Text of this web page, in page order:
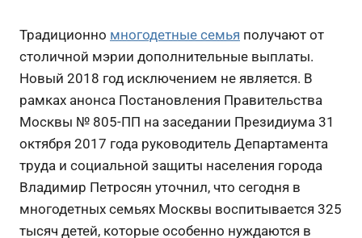
Традиционно многодетные семья получают от
столичной мэрии дополнительные выплаты.
Новый 2018 год исключением не является. В
рамках анонса Постановления Правительства
Москвы № 805-ПП на заседании Президиума 31
октября 2017 года руководитель Департамента
труда и социальной защиты населения города
Владимир Петросян уточнил, что сегодня в
многодетных семьях Москвы воспитывается 325
тысяч детей, которые особенно нуждаются в